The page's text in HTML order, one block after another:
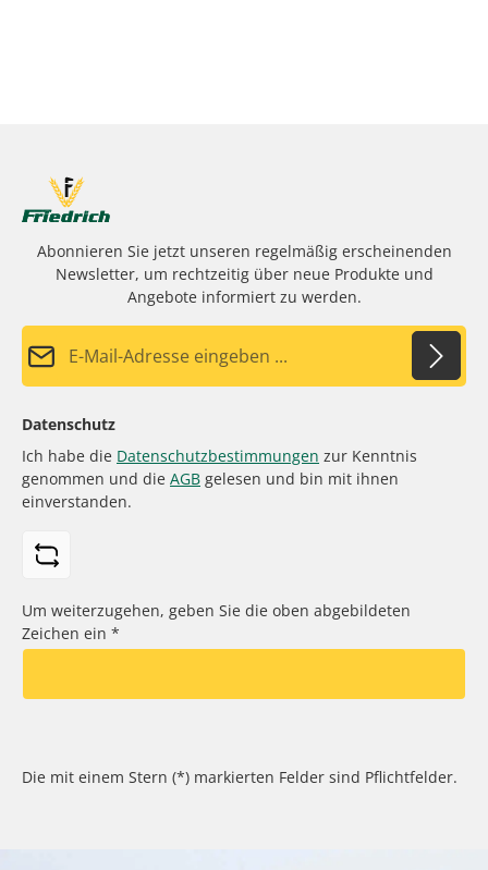
Abonnieren Sie jetzt unseren regelmäßig erscheinenden
Newsletter, um rechtzeitig über neue Produkte und
Angebote informiert zu werden.
E-Mail-Adresse*
Datenschutz
Ich habe die Datenschutzbestimmungen zur Kenntnis
genommen und die AGB gelesen und bin mit ihnen
einverstanden.
Um weiterzugehen, geben Sie die oben abgebildeten
Zeichen ein *
Die mit einem Stern (*) markierten Felder sind Pflichtfelder.